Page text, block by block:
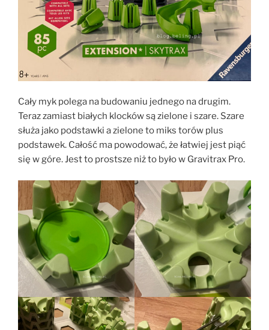
Cały myk polega na budowaniu jednego na drugim.
Teraz zamiast białych klocków są zielone i szare. Szare
służa jako podstawki a zielone to miks torów plus
podstawek. Całość ma powodować, że łatwiej jest piąć
się w góre. Jest to prostsze niż to było w Gravitrax Pro.